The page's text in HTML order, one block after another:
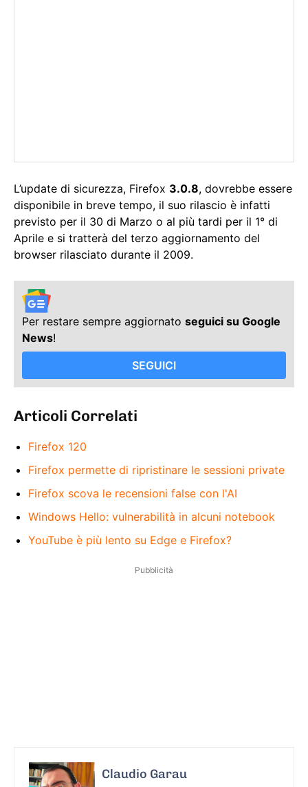
L’update di sicurezza, Firefox 3.0.8, dovrebbe essere
disponibile in breve tempo, il suo rilascio è infatti
previsto per il 30 di Marzo o al più tardi per il 1° di
Aprile e si tratterà del terzo aggiornamento del
browser rilasciato durante il 2009.
Per restare sempre aggiornato seguici su Google
News!
SEGUICI
Articoli Correlati
Firefox 120
Firefox permette di ripristinare le sessioni private
Firefox scova le recensioni false con l'AI
Windows Hello: vulnerabilità in alcuni notebook
YouTube è più lento su Edge e Firefox?
Pubblicità
Claudio Garau